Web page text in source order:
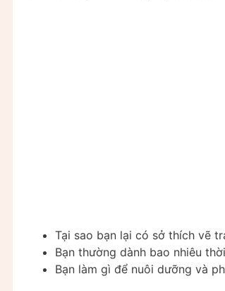
Tại sao bạn lại có sở thích vẽ
Bạn thường dành bao nhiêu
Bạn làm gì để nuôi dưỡng và